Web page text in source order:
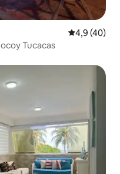
Évaluation
4,9 (40)
Tucacas
appréciés